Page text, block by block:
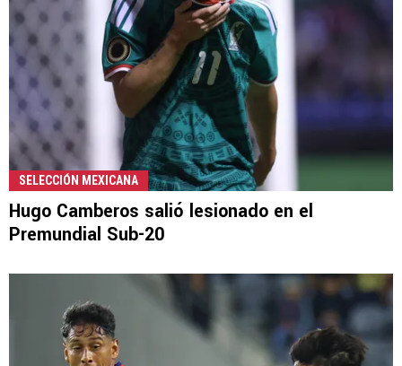
SELECCIÓN MEXICANA
Hugo Camberos salió lesionado en el
Premundial Sub-20